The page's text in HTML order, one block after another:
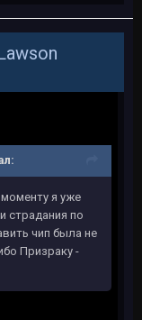
я уже
страдания по
чип была не
Призраку -